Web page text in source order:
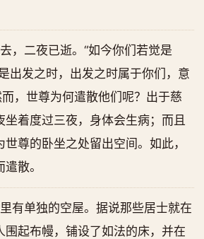
，二夜已逝。“如今你们若觉是
出发之时，出发之时属于你们，意
而，世尊为何遣散他们呢？出于慈
坐着度过三夜，身体会生病；而且
尊的卧坐之处留出空间。如此，
散。
有单独的空屋。据说那些居士就在
围起布幔，铺设了如法的床，并在